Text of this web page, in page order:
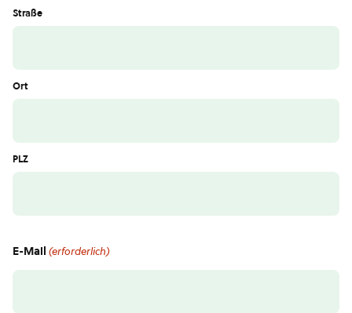
Straße
Ort
PLZ
E-Mail (erforderlich)